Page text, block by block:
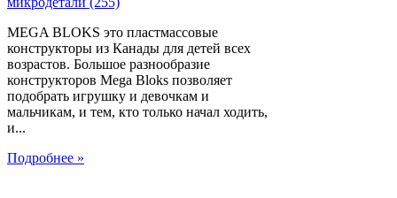
MEGA BLOKS это пластмассовые
конструкторы из Канады для детей всех
возрастов. Большое разнообразие
конструкторов Mega Bloks позволяет
подобрать игрушку и девочкам и
мальчикам, и тем, кто только начал ходить,
и...
Подробнее »